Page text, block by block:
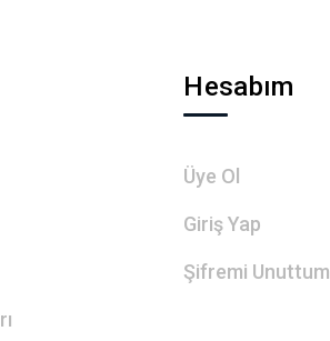
Hesabım
Üye Ol
Giriş Yap
Şifremi Unuttum